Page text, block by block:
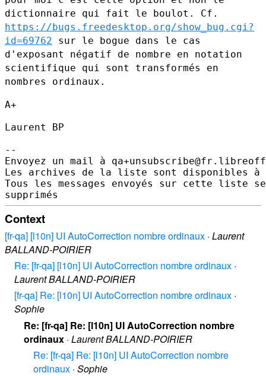
dictionnaire qui fait le boulot. Cf.
https://bugs.freedesktop.org/show_bug.cgi?
id=69762 sur le bogue dans le cas
d'exposant négatif de nombre en notation
scientifique qui sont transformés en
nombres ordinaux.
A+
Laurent BP
--
Envoyez un mail à
Les archives de la liste sont disponibles à
Tous les messages envoyés sur cette liste
Context
[fr-qa] [l10n] UI AutoCorrection nombre ordinaux · Laurent
BALLAND-POIRIER
Re: [fr-qa] [l10n] UI AutoCorrection nombre ordinaux ·
Laurent BALLAND-POIRIER
[fr-qa] Re: [l10n] UI AutoCorrection nombre ordinaux ·
Sophie
Re: [fr-qa] Re: [l10n] UI AutoCorrection nombre
ordinaux · Laurent BALLAND-POIRIER
Re: [fr-qa] Re: [l10n] UI AutoCorrection nombre
ordinaux · Sophie